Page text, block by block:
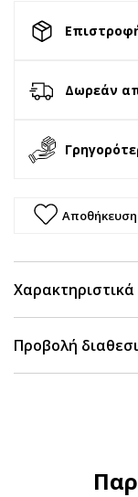
Δωρεάν
Αποθήκευση
Χαρακτηριστικά
Προβολή